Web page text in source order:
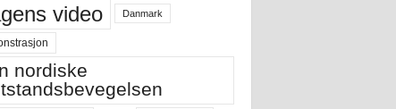
video Danmark
nordiske